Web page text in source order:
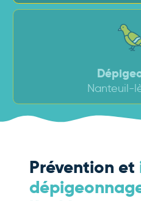
Nanteuil-
Prévention et